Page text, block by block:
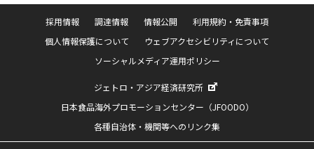
採用情報 調達情報 情報公開
利用規約・免責事項
個人情報保護について
ウェブアクセシビリティについて
ソーシャルメディア運用ポリシー
ジェトロ・アジア経済研究所
日本食品海外プロモーションセンター（JFOODO）
各種自治体・機関等へのリンク集